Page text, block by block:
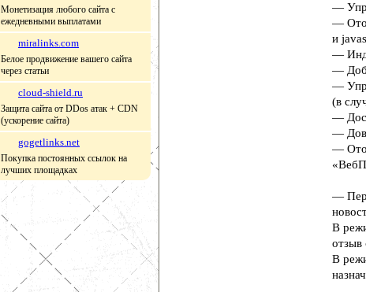
Монетизация любого сайта с
ежедневными выплатами
miralinks.com
Белое продвижение вашего сайта
через статьи
cloud-shield.ru
Защита сайта от DDos атак + CDN
(ускорение сайта)
gogetlinks.net
Покупка постоянных ссылок на
лучших площадках
—
—
и
—
—
—
(в
—
—
—
—
В
отзыв
В